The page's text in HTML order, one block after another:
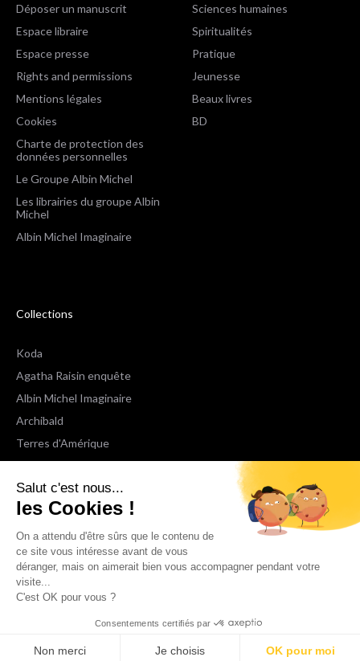
Salut c'est nous...
les Cookies !
On a attendu d'être sûrs que le contenu de
ce site vous intéresse avant de vous
déranger, mais on aimerait bien vous accompagner pendant votre
visite...
C'est OK pour vous ?
Consentements certifiés par
Non merci Je choisis OK pour moi
Déposer un manuscrit
Espace libraire
Espace presse
Rights and permissions
Mentions légales
Cookies
Charte de protection des
données personnelles
Le Groupe Albin Michel
Les librairies du groupe Albin
Michel
Albin Michel Imaginaire
Sciences humaines
Spiritualités
Pratique
Jeunesse
Beaux livres
BD
Collections
Koda
Agatha Raisin enquête
Albin Michel Imaginaire
Archibald
Terres d'Amérique
Espaces Libres Poche
NOX
Wiz
Voir toutes les collections
Nous suivre